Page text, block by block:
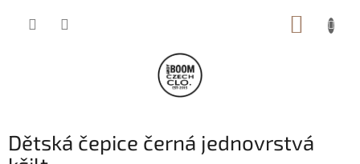
Dětská čepice černá jednovrstvá